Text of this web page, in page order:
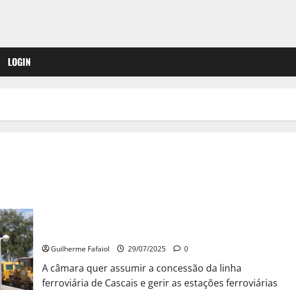
LOGIN
Guilherme Fafaiol 29/07/2025 0
A câmara quer assumir a concessão da linha
ferroviária de Cascais e gerir as estações ferroviárias